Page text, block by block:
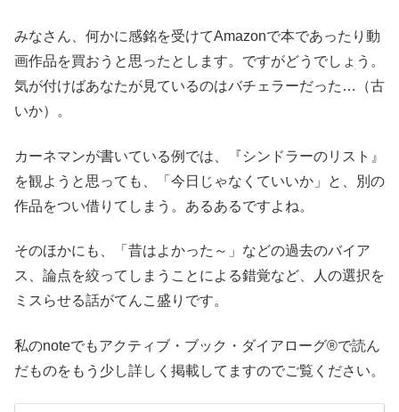
みなさん、何かに感銘を受けてAmazonで本であったり動
画作品を買おうと思ったとします。ですがどうでしょう。
気が付けばあなたが見ているのはバチェラーだった…（古
いか）。
カーネマンが書いている例では、『シンドラーのリスト』
を観ようと思っても、「今日じゃなくていいか」と、別の
作品をつい借りてしまう。あるあるですよね。
そのほかにも、「昔はよかった～」などの過去のバイア
ス、論点を絞ってしまうことによる錯覚など、人の選択を
ミスらせる話がてんこ盛りです。
私のnoteでもアクティブ・ブック・ダイアローグ®で読ん
だものをもう少し詳しく掲載してますのでご覧ください。